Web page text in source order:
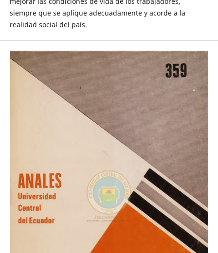
siempre que se aplique adecuadamente y acorde a la
realidad social del país.